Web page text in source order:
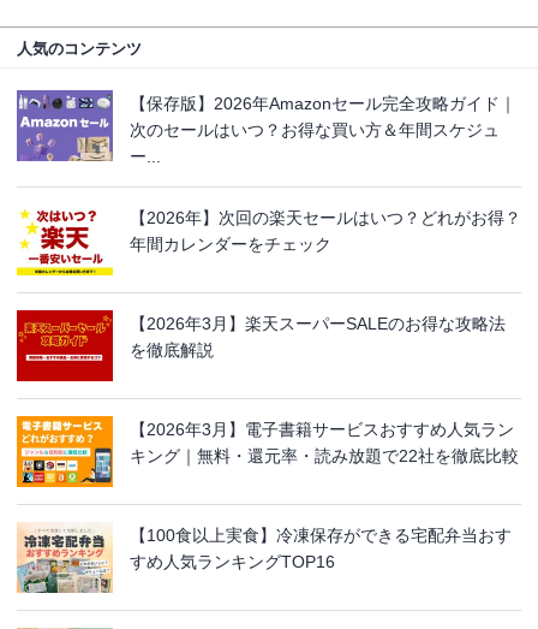
人気のコンテンツ
【保存版】2026年Amazonセール完全攻略ガイド｜
次のセールはいつ？お得な買い方＆年間スケジュ
ー...
【2026年】次回の楽天セールはいつ？どれがお得？
年間カレンダーをチェック
【2026年3月】楽天スーパーSALEのお得な攻略法
を徹底解説
【2026年3月】電子書籍サービスおすすめ人気ラン
キング｜無料・還元率・読み放題で22社を徹底比較
【100食以上実食】冷凍保存ができる宅配弁当おす
すめ人気ランキングTOP16